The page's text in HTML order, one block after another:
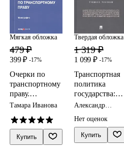
Мягкая обложка
479 ₽
399 ₽ -17%
Очерки по
транспортному
праву.
Монография
Тамара Иванова
Купить
Твердая обложка
1 319 ₽
1 099 ₽ -17%
Транспортная
политика
государства:
теория,
практика.
Учебное
пособие
Александр
Нет оценок
Купить